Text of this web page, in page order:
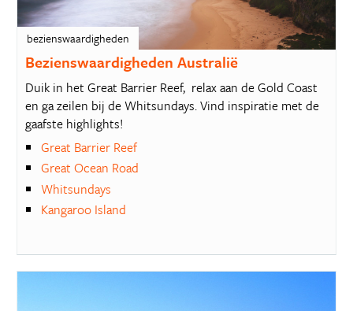
bezienswaardigheden
Bezienswaardigheden Australië
Duik in het Great Barrier Reef, relax aan de Gold Coast
en ga zeilen bij de Whitsundays. Vind inspiratie met de
gaafste highlights!
Great Barrier Reef
Great Ocean Road
Whitsundays
Kangaroo Island